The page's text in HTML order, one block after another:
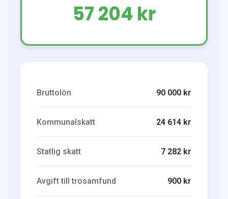
57 204 kr
Bruttolön 90 000 kr
Kommunalskatt 24 614 kr
Statlig skatt 7 282 kr
Avgift till trosamfund 900 kr